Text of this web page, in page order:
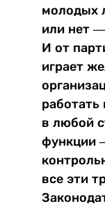
молодых
или нет
И от
играет
в любой
функции
все эти